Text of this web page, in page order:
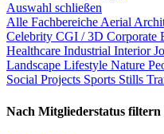
Auswahl schließen
Alle Fachbereiche Aerial
Celebrity CGI / 3D Corporate
Healthcare Industrial Interior
Landscape Lifestyle Nature
Social Projects Sports Stills
Nach Mitgliederstatus filtern